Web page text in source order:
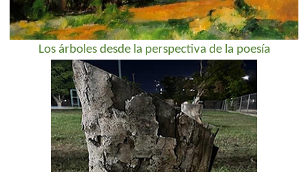
Los árboles desde la perspectiva de la poesía